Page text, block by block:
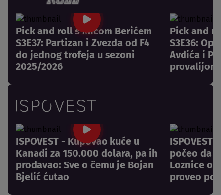
Pick and roll s Mićom Berićem
S3E37: Partizan i Zvezda od F4
do jednog trofeja u sezoni
2025/2026
Pick and
S3E36:
Avdića i
provalijom
ISPOVEST - Kupovao kuće u
Kanadi za 150.000 dolara, pa ih
prodavao: Sve o čemu je Bojan
Bjelić ćutao
počeo da
Loznice
proveo